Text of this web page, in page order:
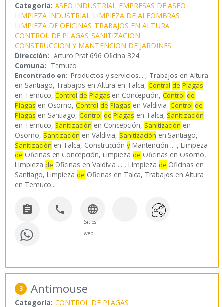
Categoría: ASEO INDUSTRIAL EMPRESAS DE ASEO
LIMPIEZA INDUSTRIAL LIMPIEZA DE ALFOMBRAS
LIMPIEZA DE OFICINAS TRABAJOS EN ALTURA
CONTROL DE PLAGAS SANITIZACION
CONSTRUCCION Y MANTENCION DE JARDINES
Dirección: Arturo Prat 696 Oficina 324
Comuna: Temuco
Encontrado en: Productos y servicios... , Trabajos en Altura
en Santiago, Trabajos en Altura en Talca, Control de Plagas
en Temuco, Control de Plagas en Concepción, Control de
Plagas en Osorno, Control de Plagas en Valdivia, Control de
Plagas en Santiago, Control de Plagas en Talca, Sanitización
en Temuco, Sanitización en Concepción, Sanitización en
Osorno, Sanitización en Valdivia, Sanitización en Santiago,
Sanitización en Talca, Construccióny Mantención ... , Limpeza
de Oficinas en Concepción, Limpieza de Oficinas en Osorno,
Limpieza de Oficinas en Valdivia ... , Limpieza de Oficinas en
Santiago, Limpieza de Oficinas en Talca, Trabajos en Altura
en Temuco...
  
Sitios
web
3 Antimouse
Categoría: CONTROL DE PLAGAS